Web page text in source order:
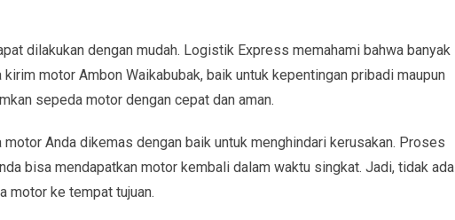
dilakukan dengan mudah. Logistik Express memahami bahwa banyak
motor Ambon Waikabubak, baik untuk kepentingan pribadi maupun
sepeda motor dengan cepat dan aman.
Anda dikemas dengan baik untuk menghindari kerusakan. Proses
bisa mendapatkan motor kembali dalam waktu singkat. Jadi, tidak ada
motor ke tempat tujuan.